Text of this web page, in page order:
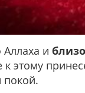
Аллаха и
к этому
покой.